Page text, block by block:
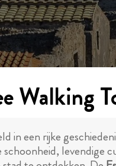
Walking
in een rijke
schoonheid, levendige